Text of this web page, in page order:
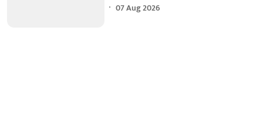
07 Aug 2026